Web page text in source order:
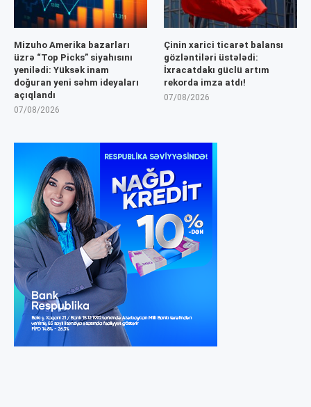
Mizuho Amerika bazarları
üzrə “Top Picks” siyahısını
yenilədi: Yüksək inam
doğuran yeni səhm ideyaları
açıqlandı
07/08/2026
Çinin xarici ticarət balansı
gözləntiləri üstələdi:
İxracatdakı güclü artım
rekorda imza atdı!
07/08/2026